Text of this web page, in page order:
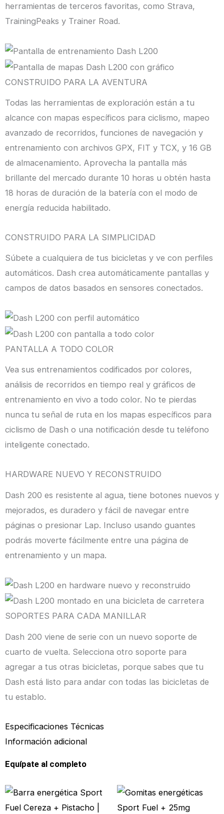
herramientas de terceros favoritas, como Strava,
TrainingPeaks y Trainer Road.
CONSTRUIDO PARA LA AVENTURA
Todas las herramientas de exploración están a tu
alcance con mapas específicos para ciclismo, mapeo
avanzado de recorridos, funciones de navegación y
entrenamiento con archivos GPX, FIT y TCX, y 16 GB
de almacenamiento. Aprovecha la pantalla más
brillante del mercado durante 10 horas u obtén hasta
18 horas de duración de la batería con el modo de
energía reducida habilitado.
CONSTRUIDO PARA LA SIMPLICIDAD
Súbete a cualquiera de tus bicicletas y ve con perfiles
automáticos. Dash crea automáticamente pantallas y
campos de datos basados ​​en sensores conectados.
PANTALLA A TODO COLOR
Vea sus entrenamientos codificados por colores,
análisis de recorridos en tiempo real y gráficos de
entrenamiento en vivo a todo color. No te pierdas
nunca tu señal de ruta en los mapas específicos para
ciclismo de Dash o una notificación desde tu teléfono
inteligente conectado.
HARDWARE NUEVO Y RECONSTRUIDO
Dash 200 es resistente al agua, tiene botones nuevos y
mejorados, es duradero y fácil de navegar entre
páginas o presionar Lap. Incluso usando guantes
podrás moverte fácilmente entre una página de
entrenamiento y un mapa.
SOPORTES PARA CADA MANILLAR
Dash 200 viene de serie con un nuevo soporte de
cuarto de vuelta. Selecciona otro soporte para
agregar a tus otras bicicletas, porque sabes que tu
Dash está listo para andar con todas las bicicletas de
tu establo.
Especificaciones Técnicas
Información adicional
Equípate al completo